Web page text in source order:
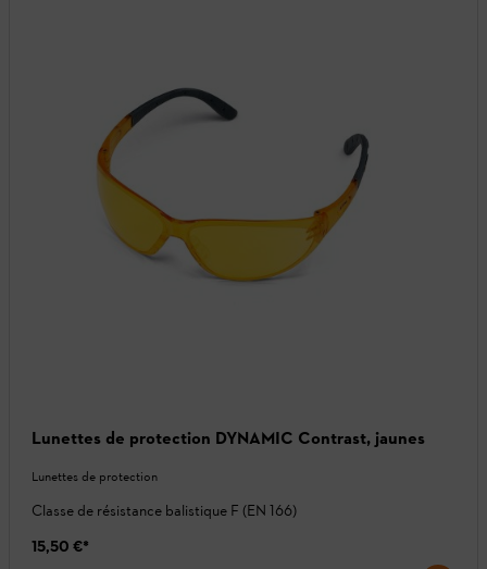
Lunettes de protection DYNAMIC Contrast, jaunes
Lunettes de protection
Classe de résistance balistique F (EN 166)
15,50 €*